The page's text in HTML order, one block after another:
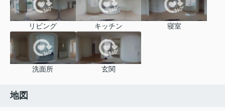
リビング キッチン 寝室
洗面所 玄関
地図